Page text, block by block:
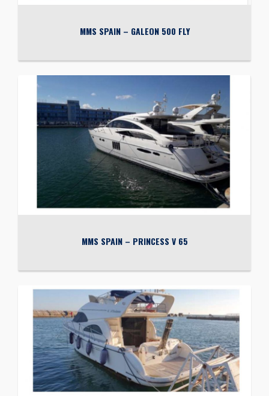
MMS SPAIN – GALEON 500 FLY
MMS SPAIN – PRINCESS V 65